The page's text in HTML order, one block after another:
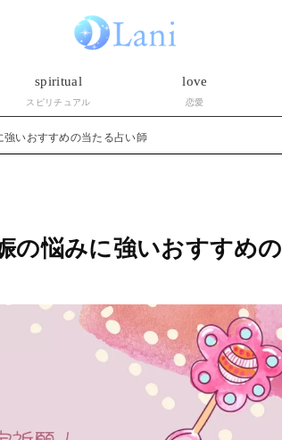
spiritual
スピリチュアル
love
恋愛
いおすすめの当たる占い師
の悩みに強いおすすめの